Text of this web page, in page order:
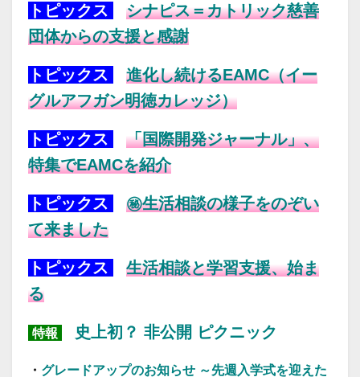
トピックス
シナピス＝カトリック慈善
団体からの支援と感謝
トピックス
進化し続けるEAMC（イー
グルアフガン明徳カレッジ）
トピックス
「国際開発ジャーナル」、
特集でEAMCを紹介
トピックス
㊙生活相談の様子をのぞい
て来ました
トピックス
生活相談と学習支援、始ま
る
特報 史上初？ 非公開 ピクニック
・ グレードアップのお知らせ ～先週入学式を迎えた